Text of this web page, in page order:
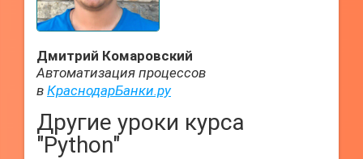
Дмитрий Комаровский
Автоматизация процессов
в КраснодарБанки.ру
Другие уроки курса
"Python"